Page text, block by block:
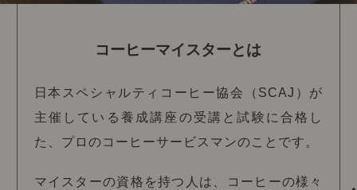
コーヒーマイスターとは
日本スペシャルティコーヒー協会（SCAJ）が
主催している養成講座の受講と試験に合格し
た、プロのコーヒーサービスマンのことです。
マイスターの資格を持つ人は、コーヒーの様々